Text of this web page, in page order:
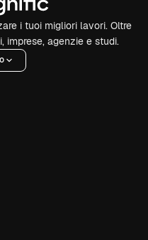
i tuoi migliori lavori. Oltre
imprese, agenzie e studi.